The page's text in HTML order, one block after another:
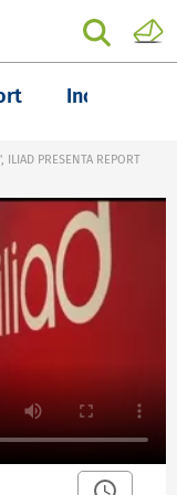
Inchieste
ILIAD PRESENTA REPORT